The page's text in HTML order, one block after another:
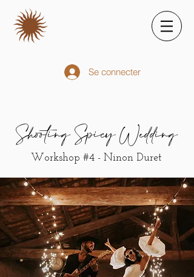
Se connecter
Shooting Spicy Wedding
Workshop #4 - Ninon Duret